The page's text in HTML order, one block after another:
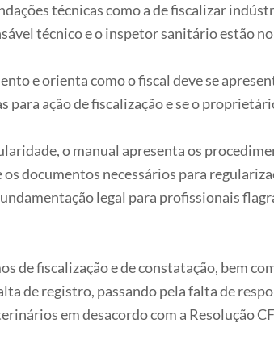
técnicas como a de fiscalizar
técnico e o inspetor sanitário estão
e orienta como o fiscal deve se
ação de fiscalização e se o
o manual apresenta os
documentos necessários para
legal para profissionais
de fiscalização e de constatação, bem
de registro, passando pela falta de
em desacordo com a Resolução